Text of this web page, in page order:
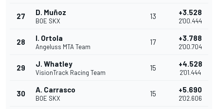
27 D. Muñoz
BOE SKX
13 +3.528
2'00.444
28 I. Ortola
Angeluss MTA Team
17 +3.788
2'00.704
29 J. Whatley
VisionTrack Racing Team
15 +4.528
2'01.444
30 A. Carrasco
BOE SKX
15 +5.690
2'02.606